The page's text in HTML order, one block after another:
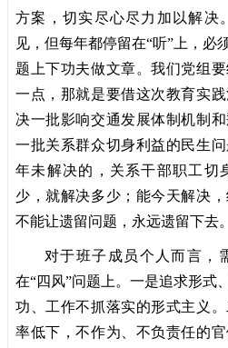
方案，切实尽心尽力加以解决
见，但每年都停留在“听”上，必
题上下功夫做文章。我们党组
一点，那就是要借这次教育实
决一批影响交通发展体制机制
一批关系群众切身利益的民生
年未解决的，关系干部职工切
少，就解决多少；能今天解决
不能让遗留问题，永远遗留下去。
对于班子成员个人而言，
在“四风”问题上。一是追求形式
功、工作不抓落实的形式主义
率低下，不作为、不负责任的官